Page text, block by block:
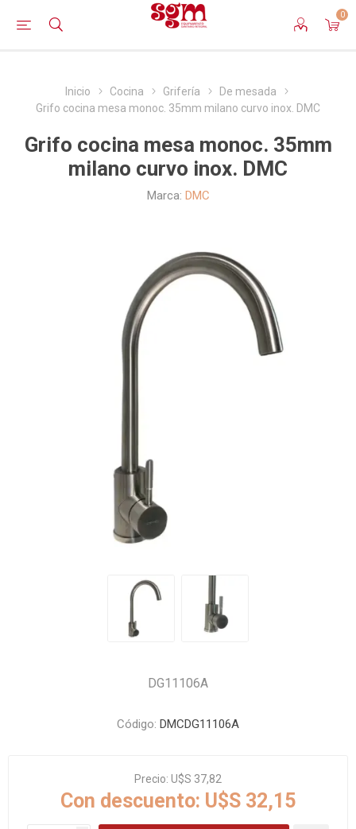
0
Inicio Cocina Grifería
De mesada
Grifo cocina mesa monoc. 35mm milano curvo inox. DMC
Grifo cocina mesa monoc. 35mm
milano curvo inox. DMC
Marca: DMC
DG11106A
Código: DMCDG11106A
Precio: U$S 37,82
Con descuento: U$S 32,15